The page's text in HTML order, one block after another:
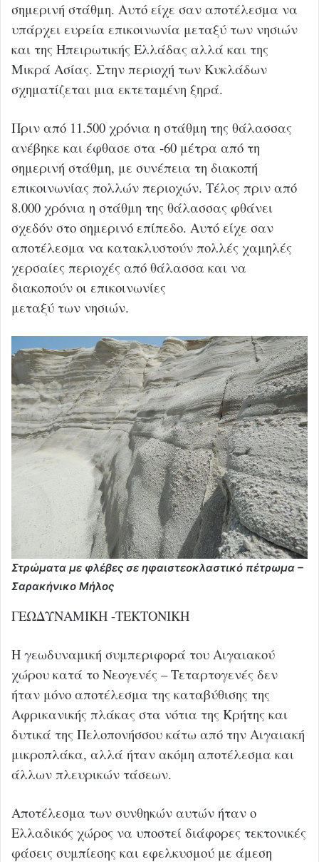
σημερινή στάθμη. Αυτό είχε σαν αποτέλεσμα να
υπάρχει ευρεία επικοινωνία μεταξύ των νησιών
και της Ηπειρωτικής Ελλάδας αλλά και της
Μικρά Ασίας. Στην περιοχή των Κυκλάδων
σχηματίζεται μια εκτεταμένη ξηρά.
Πριν από 11.500 χρόνια η στάθμη της θάλασσας
ανέβηκε και έφθασε στα -60 μέτρα από τη
σημερινή στάθμη, με συνέπεια τη διακοπή
επικοινωνίας πολλών περιοχών. Τέλος πριν από
8.000 χρόνια η στάθμη της θάλασσας φθάνει
σχεδόν στο σημερινό επίπεδο. Αυτό είχε σαν
αποτέλεσμα να κατακλυστούν πολλές χαμηλές
χερσαίες περιοχές από θάλασσα και να
διακοπούν οι επικοινωνίες
μεταξύ των νησιών.
Στρώματα με φλέβες σε ηφαιστεοκλαστικό πέτρωμα –
Σαρακήνικο Μήλος
ΓΕΩΔΥΝΑΜΙΚΗ -ΤΕΚΤΟΝΙΚΗ
Η γεωδυναμική συμπεριφορά του Αιγαιακού
χώρου κατά το Νεογενές – Τεταρτογενές δεν
ήταν μόνο αποτέλεσμα της καταβύθισης της
Αφρικανικής πλάκας στα νότια της Κρήτης και
δυτικά της Πελοπονήσσου κάτω από την Αιγαιακή
μικροπλάκα, αλλά ήταν ακόμη αποτέλεσμα και
άλλων πλευρικών τάσεων.
Αποτέλεσμα των συνθηκών αυτών ήταν ο
Ελλαδικός χώρος να υποστεί διάφορες τεκτονικές
φάσεις συμπίεσης και εφελκυσμού με άμεση